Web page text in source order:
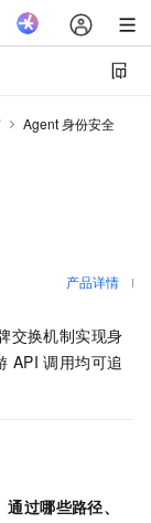
Agent 身份安全
产品详情
交换机制实现身
API 调用均可追
过哪些路径、